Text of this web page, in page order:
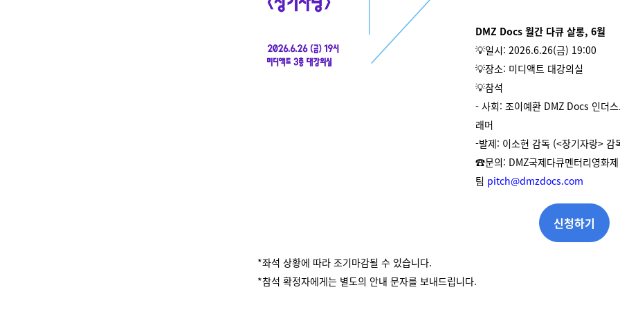
DMZ Docs 월간 다큐 살롱, 6월
💡일시: 2026.6.26(금) 19:00
💡장소: 미디액트 대강의실
💡참석
- 사회: 조이예환 DMZ Docs 인더
래머
-발제: 이소현 감독 (<장기자랑> 감
☎️문의: DMZ국제다큐멘터리영화
팀 pitch@dmzdocs.com
신청하기
*좌석 상황에 따라 조기마감될 수 있습니다.
*참석 확정자에게는 별도의 안내 문자를 보내드립니다.